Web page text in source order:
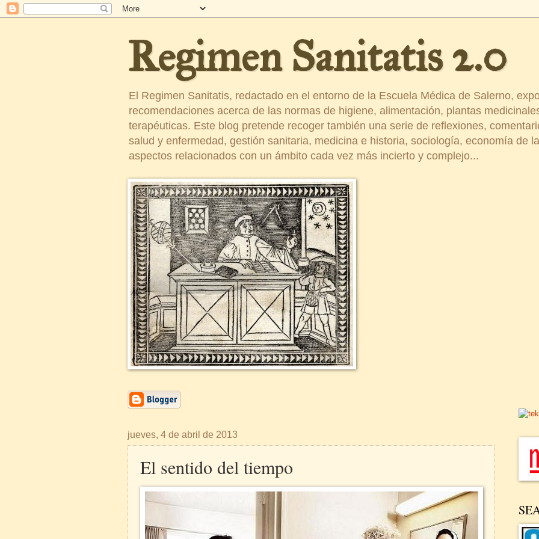
Regimen Sanitatis 2.0
El Regimen Sanitatis, redactado en el entorno de la Escuela Médica de Salerno,
recomendaciones acerca de las normas de higiene, alimentación, plantas
terapéuticas. Este blog pretende recoger también una serie de reflexiones,
salud y enfermedad, gestión sanitaria, medicina e historia, sociología, economía de
aspectos relacionados con un ámbito cada vez más incierto y complejo...
jueves, 4 de abril de 2013
El sentido del tiempo